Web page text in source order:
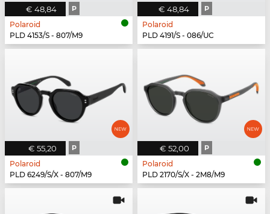
€ 48,84 P
Polaroid
PLD 4153/S - 807/M9
€ 48,84 P
Polaroid
PLD 4191/S - 086/UC
€ 55,20 P
Polaroid
PLD 6249/S/X - 807/M9
€ 52,00 P
Polaroid
PLD 2170/S/X - 2M8/M9